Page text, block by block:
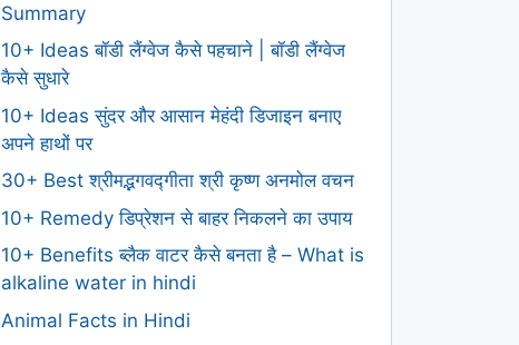
Summary
10+ Ideas बॉडी लैंग्वेज कैसे पहचाने | बॉडी लैंग्वेज
कैसे सुधारे
10+ Ideas सुंदर और आसान मेहंदी डिजाइन बनाए
अपने हाथों पर
30+ Best श्रीमद्भगवद्गीता श्री कृष्ण अनमोल वचन
10+ Remedy डिप्रेशन से बाहर निकलने का उपाय
10+ Benefits ब्लैक वाटर कैसे बनता है – What is
alkaline water in hindi
Animal Facts in Hindi